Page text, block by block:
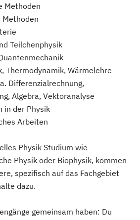
Methoden
Methoden
Teilchenphysik
Thermodynamik, Wärmelehre
Differenzialrechnung,
Algebra, Vektoranalyse
in der Physik
Arbeiten
Physik Studium wie
Physik oder Biophysik, kommen
spezifisch auf das Fachgebiet
dazu.
gemeinsam haben: Du